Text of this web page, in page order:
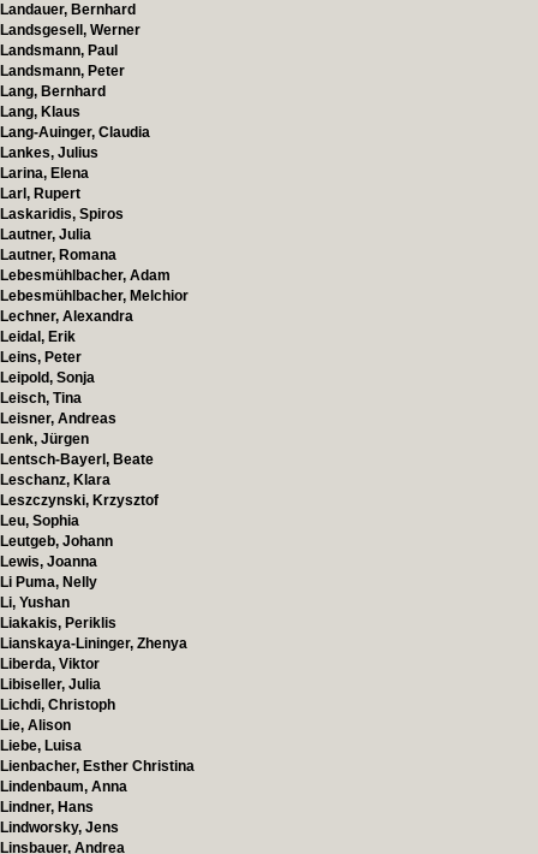
Landauer, Bernhard
Landsgesell, Werner
Landsmann, Paul
Landsmann, Peter
Lang, Bernhard
Lang, Klaus
Lang-Auinger, Claudia
Lankes, Julius
Larina, Elena
Larl, Rupert
Laskaridis, Spiros
Lautner, Julia
Lautner, Romana
Lebesmühlbacher, Adam
Lebesmühlbacher, Melchior
Lechner, Alexandra
Leidal, Erik
Leins, Peter
Leipold, Sonja
Leisch, Tina
Leisner, Andreas
Lenk, Jürgen
Lentsch-Bayerl, Beate
Leschanz, Klara
Leszczynski, Krzysztof
Leu, Sophia
Leutgeb, Johann
Lewis, Joanna
Li Puma, Nelly
Li, Yushan
Liakakis, Periklis
Lianskaya-Lininger, Zhenya
Liberda, Viktor
Libiseller, Julia
Lichdi, Christoph
Lie, Alison
Liebe, Luisa
Lienbacher, Esther Christina
Lindenbaum, Anna
Lindner, Hans
Lindworsky, Jens
Linsbauer, Andrea